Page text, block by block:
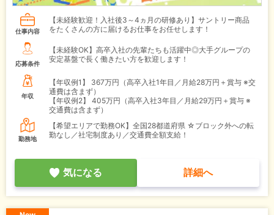
仕事内容
【未経験歓迎！入社後3～4ヵ月の研修あり】サントリー商品
をたくさんの方に届けるお仕事をお任せします！
応募条件
【未経験OK】高卒入社の先輩たちも活躍中◎大手グループの
安定基盤で長く働きたい方を歓迎します！
年収
【年収例1】
367万円（高卒入社1年目／月給28万円＋賞与 ※交
通費は含まず）
【年収例2】
405万円（高卒入社3年目／月給29万円＋賞与 ※
交通費は含まず）
勤務地
【希望エリアで勤務OK】全国28都道府県 ☆ブロック外への転
勤なし／社宅制度あり／交通費全額支給！
気になる 詳細へ